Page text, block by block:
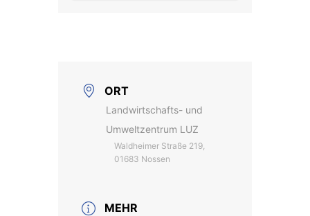
ORT
Landwirtschafts- und
Umweltzentrum LUZ
Waldheimer Straße 219,
01683 Nossen
MEHR